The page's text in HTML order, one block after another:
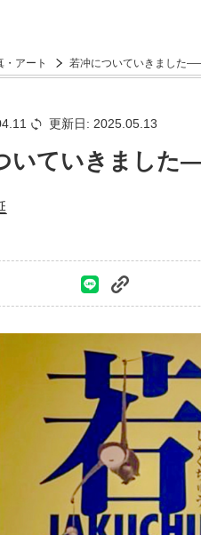
・アート 若冲についていきました
更新日: 2025.05.13
いていきました